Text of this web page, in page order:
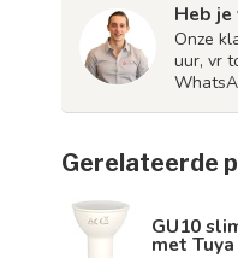
Heb
Onze
uur, vr
Gerelateerde
GU10
met